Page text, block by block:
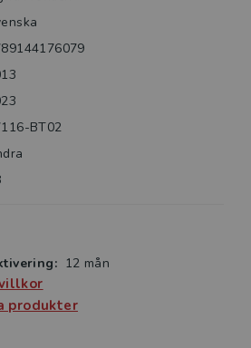
och den tryckta boken,
BT02
12 mån
produkter